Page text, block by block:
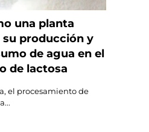
una planta
producción y
de agua en el
de lactosa
el procesamiento de